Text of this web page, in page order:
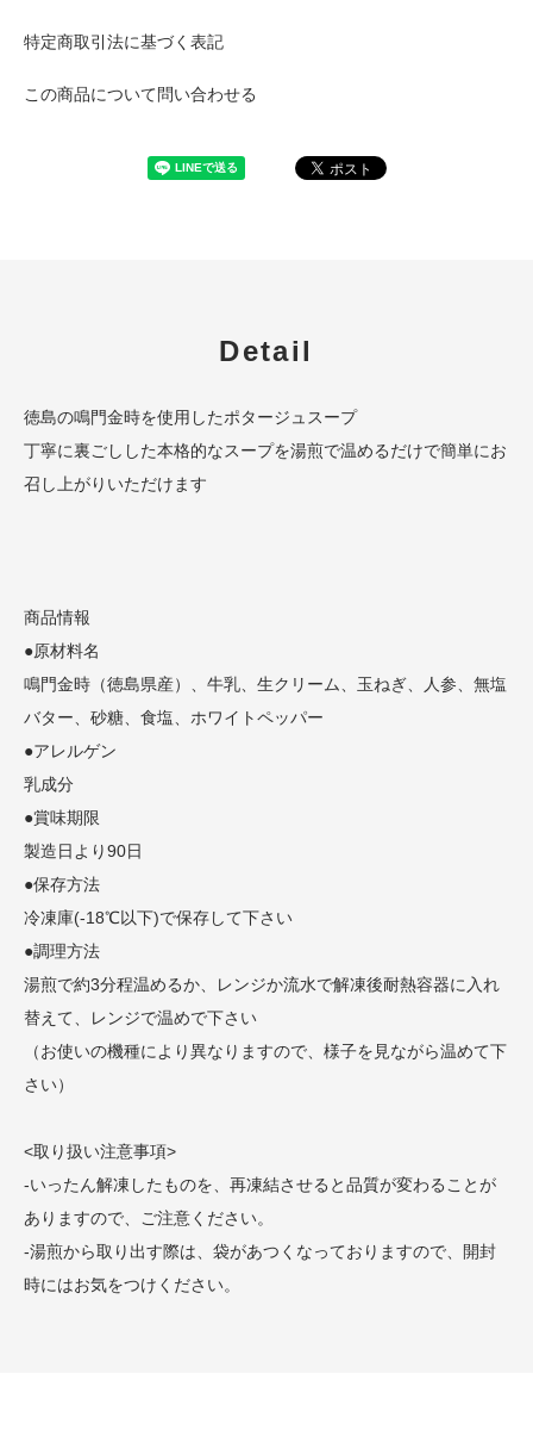
特定商取引法に基づく表記
この商品について問い合わせる
Detail
徳島の鳴門金時を使用したポタージュスープ
丁寧に裏ごしした本格的なスープを湯煎で温めるだけで簡単にお
召し上がりいただけます
商品情報
●原材料名
鳴門金時（徳島県産）、牛乳、生クリーム、玉ねぎ、人参、無塩
バター、砂糖、食塩、ホワイトペッパー
●アレルゲン
乳成分
●賞味期限
製造日より90日
●保存方法
冷凍庫(-18℃以下)で保存して下さい
●調理方法
湯煎で約3分程温めるか、レンジか流水で解凍後耐熱容器に入れ
替えて、レンジで温めで下さい
（お使いの機種により異なりますので、様子を見ながら温めて下
さい）
<取り扱い注意事項>
-いったん解凍したものを、再凍結させると品質が変わることが
ありますので、ご注意ください。
-湯煎から取り出す際は、袋があつくなっておりますので、開封
時にはお気をつけください。